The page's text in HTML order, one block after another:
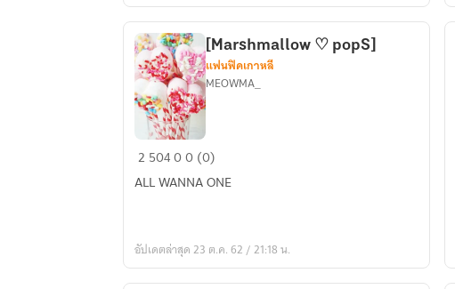
เพราะ
เรา
รัก
กัน
(JINBAM)
[Marshmallow
popS]
[Marshmallow ♡ popS]
แฟนฟิคเกาหลี
MEOWMA_
2 50400 (0)
ALL WANNA ONE
อัปเดตล่าสุด 23 ต.ค. 62 / 21:18 น.